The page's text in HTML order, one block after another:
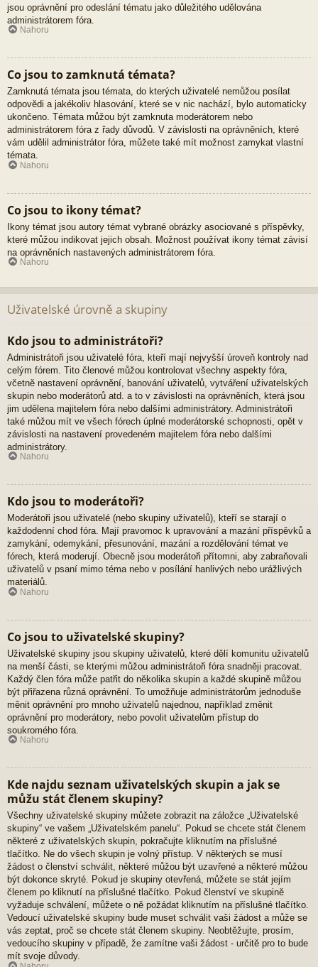
jsou oprávnění pro odeslání tématu jako důležitého udělována
administrátorem fóra.
Nahoru
Co jsou to zamknutá témata?
Zamknutá témata jsou témata, do kterých uživatelé nemůžou posílat
odpovědi a jakékoliv hlasování, které se v nic nachází, bylo automaticky
ukončeno. Témata můžou být zamknuta moderátorem nebo
administrátorem fóra z řady důvodů. V závislosti na oprávněních, které
vám udělil administrátor fóra, můžete také mít možnost zamykat vlastní
témata.
Nahoru
Co jsou to ikony témat?
Ikony témat jsou autory témat vybrané obrázky asociované s příspěvky,
které můžou indikovat jejich obsah. Možnost používat ikony témat závisí
na oprávněních nastavených administrátorem fóra.
Nahoru
Uživatelské úrovně a skupiny
Kdo jsou to administrátoři?
Administrátoři jsou uživatelé fóra, kteří mají nejvyšší úroveň kontroly nad
celým fórem. Tito členové můžou kontrolovat všechny aspekty fóra,
včetně nastavení oprávnění, banování uživatelů, vytváření uživatelských
skupin nebo moderátorů atd. a to v závislosti na oprávněních, která jsou
jim udělena majitelem fóra nebo dalšími administrátory. Administrátoři
také můžou mít ve všech fórech úplné moderátorské schopnosti, opět v
závislosti na nastavení provedeném majitelem fóra nebo dalšími
administrátory.
Nahoru
Kdo jsou to moderátoři?
Moderátoři jsou uživatelé (nebo skupiny uživatelů), kteří se starají o
každodenní chod fóra. Mají pravomoc k upravování a mazání příspěvků a
zamykání, odemykání, přesunování, mazání a rozdělování témat ve
fórech, která moderují. Obecně jsou moderátoři přítomni, aby zabraňovali
uživatelů v psaní mimo téma nebo v posílání hanlivých nebo urážlivých
materiálů.
Nahoru
Co jsou to uživatelské skupiny?
Uživatelské skupiny jsou skupiny uživatelů, které dělí komunitu uživatelů
na menší části, se kterými můžou administrátoři fóra snadněji pracovat.
Každý člen fóra může patřit do několika skupin a každé skupině můžou
být přiřazena různá oprávnění. To umožňuje administrátorům jednoduše
měnit oprávnění pro mnoho uživatelů najednou, například změnit
oprávnění pro moderátory, nebo povolit uživatelům přístup do
soukromého fóra.
Nahoru
Kde najdu seznam uživatelských skupin a jak se
můžu stát členem skupiny?
Všechny uživatelské skupiny můžete zobrazit na záložce „Uživatelské
skupiny“ ve vašem „Uživatelském panelu“. Pokud se chcete stát členem
některé z uživatelských skupin, pokračujte kliknutím na příslušné
tlačítko. Ne do všech skupin je volný přístup. V některých se musí
žádost o členství schválit, některé můžou být uzavřené a některé můžou
být dokonce skryté. Pokud je skupiny otevřená, můžete se stát jejím
členem po kliknutí na příslušné tlačítko. Pokud členství ve skupině
vyžaduje schválení, můžete o ně požádat kliknutím na příslušné tlačítko.
Vedoucí uživatelské skupiny bude muset schválit vaši žádost a může se
vás zeptat, proč se chcete stát členem skupiny. Neobtěžujte, prosím,
vedoucího skupiny v případě, že zamítne vaši žádost - určitě pro to bude
mít svoje důvody.